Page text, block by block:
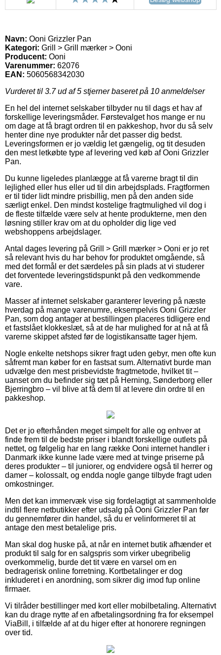
Navn: Ooni Grizzler Pan
Kategori: Grill > Grill mærker > Ooni
Producent: Ooni
Varenummer: 62076
EAN: 5060568342030
Vurderet til 3.7ud af 5 stjerner baseret på 10 anmeldelser
En hel del internet selskaber tilbyder nu til dags et hav af
forskellige leveringsmåder. Førstevalget hos mange er nu
om dage at få bragt ordren til en pakkeshop, hvor du så selv
henter dine nye produkter når det passer dig bedst.
Leveringsformen er jo vældig let gængelig, og tit desuden
den mest letkøbte type af levering ved køb af Ooni Grizzler
Pan.
Du kunne ligeledes planlægge at få varerne bragt til din
lejlighed eller hus eller ud til din arbejdsplads. Fragtformen
er til tider lidt mindre prisbillig, men på den anden side
særligt enkel. Den mindst kostelige fragtmulighed vil dog i
de fleste tilfælde være selv at hente produkterne, men den
løsning stiller krav om at du opholder dig lige ved
webshoppens arbejdslager.
Antal dages levering på Grill > Grill mærker > Ooni er jo ret
så relevant hvis du har behov for produktet omgående, så
med det formål er det særdeles på sin plads at vi studerer
det forventede leveringstidspunkt på den vedkommende
vare.
Masser af internet selskaber garanterer levering på næste
hverdag på mange varenumre, eksempelvis Ooni Grizzler
Pan, som dog antager at bestillingen placeres tidligere end
et fastslået klokkeslæt, så at de har mulighed for at nå at få
varerne skippet afsted før de logistikansatte tager hjem.
Nogle enkelte netshops sikrer fragt uden gebyr, men ofte kun
såfremt man køber for en fastsat sum. Alternativt burde man
udvælge den mest prisbevidste fragtmetode, hvilket tit –
uanset om du befinder sig tæt på Herning, Sønderborg eller
Bjerringbro – vil blive at få dem til at levere din ordre til en
pakkeshop.
Det er jo efterhånden meget simpelt for alle og enhver at
finde frem til de bedste priser i blandt forskellige outlets på
nettet, og følgelig har en lang række Ooni internet handler i
Danmark ikke kunne lade være med at tvinge priserne på
deres produkter – til juniorer, og endvidere også til herrer og
damer – kolossalt, og endda nogle gange tilbyde fragt uden
omkostninger.
Men det kan immervæk vise sig fordelagtigt at sammenholde
indtil flere netbutikker efter udsalg på Ooni Grizzler Pan før
du gennemfører din handel, så du er velinformeret til at
antage den mest betalelige pris.
Man skal dog huske på, at når en internet butik afhænder et
produkt til salg for en salgspris som virker ubegribelig
overkommelig, burde det tit være en varsel om en
bedragerisk online forretning. Kortbetalinger er dog
inkluderet i en anordning, som sikrer dig imod fup online
firmaer.
Vi tilråder bestillinger med kort eller mobilbetaling. Alternativt
kan du drage nytte af en afbetalingsordning fra for eksempel
ViaBill, i tilfælde af at du higer efter at honorere regningen
over tid.